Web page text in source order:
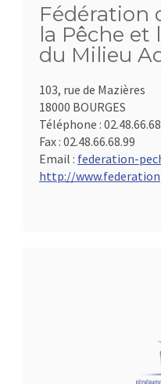
Fédération
la Pêche et
du Milieu
103, rue de Mazières
18000 BOURGES
Téléphone :
Fax : 02.48.66.68.99
Email : federation-
http://